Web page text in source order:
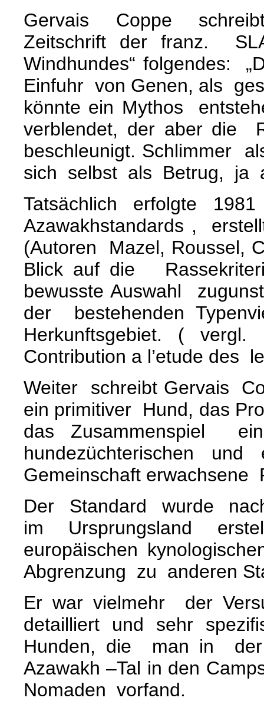
Gervais Coppe
Zeitschrift der franz.
Windhundes“ folgendes:
Einfuhr von Genen, als
könnte ein Mythos
verblendet, der aber die
beschleunigt. Schlimmer
sich selbst als Betrug, ja
Tatsächlich erfolgte
Azawakhstandards ,
(Autoren Mazel, Roussel,
Blick auf die
bewusste Auswahl
der bestehenden
Herkunftsgebiet. ( vergl.
Contribution a l’etude des
Weiter schreibt Gervais
ein primitiver Hund, das
das Zusammenspiel
hundezüchterischen
Gemeinschaft erwachsene
Der Standard wurde
im Ursprungsland
europäischen
Abgrenzung zu anderen
Er war vielmehr der
detailliert und sehr
Hunden, die man in
Azawakh –Tal in den
Nomaden vorfand.